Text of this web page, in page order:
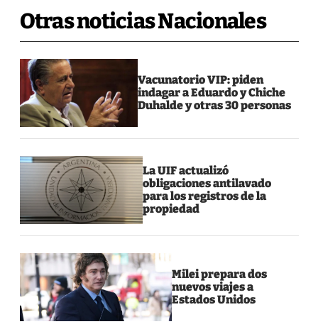
Otras noticias Nacionales
Vacunatorio VIP: piden
indagar a Eduardo y Chiche
Duhalde y otras 30 personas
La UIF actualizó
obligaciones antilavado
para los registros de la
propiedad
Milei prepara dos
nuevos viajes a
Estados Unidos